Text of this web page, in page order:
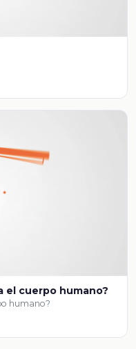
el cuerpo humano?
humano?